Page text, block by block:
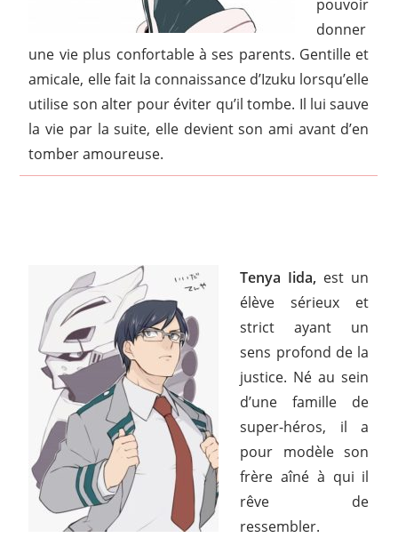
pouvoir
donner
une vie plus confortable à ses parents. Gentille et
amicale, elle fait la connaissance d’Izuku lorsqu’elle
utilise son alter pour éviter qu’il tombe. Il lui sauve
la vie par la suite, elle devient son ami avant d’en
tomber amoureuse.
Tenya Iida, est un
élève sérieux et
strict ayant un
sens profond de la
justice. Né au sein
d’une famille de
super-héros, il a
pour modèle son
frère aîné à qui il
rêve de
ressembler.